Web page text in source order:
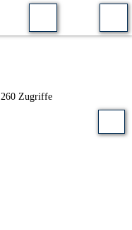
260 Zugriffe